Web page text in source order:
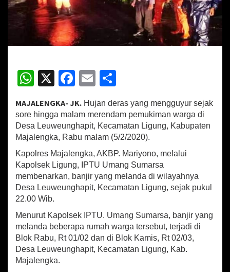
a
m
H
a
r
a
m
a
n
g
i
2
R
u
m
a
T
r
e
n
W
at
sA
p
p
X
Fa
ce
b
o
o
k
E
m
ai
l
ar
e
MAJALENGKA- JK. Hujan deras yang mengguyur sejak
sore hingga malam merendam pemukiman warga di
Desa Leuweunghapit, Kecamatan Ligung, Kabupaten
Majalengka, Rabu malam (5/2/2020).
Kapolres Majalengka, AKBP. Mariyono, melalui
Kapolsek Ligung, IPTU Umang Sumarsa
membenarkan, banjir yang melanda di wilayahnya
Desa Leuweunghapit, Kecamatan Ligung, sejak pukul
22.00 Wib.
Menurut Kapolsek IPTU. Umang Sumarsa, banjir yang
melanda beberapa rumah warga tersebut, terjadi di
Blok Rabu, Rt 01/02 dan di Blok Kamis, Rt 02/03,
Desa Leuweunghapit, Kecamatan Ligung, Kab.
Majalengka.